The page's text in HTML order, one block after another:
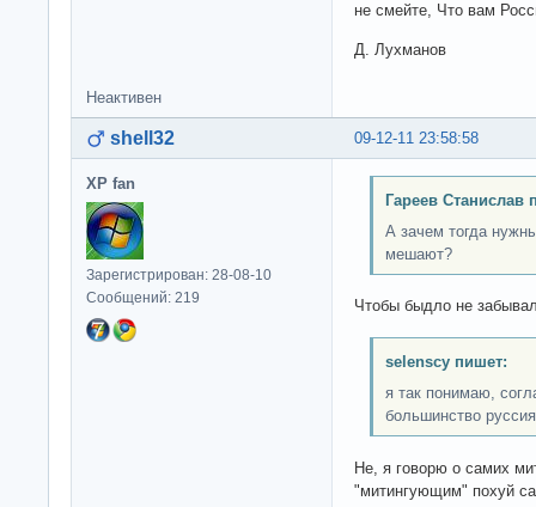
не смейте, Что вам
Д. Лухманов
Неактивен
09-12-11 23:58:58
shell32
XP fan
Зарегистрирован: 28-08-10
Сообщений: 219
Гареев Станислав
А зачем тогда
мешают?
Чтобы быдло не
selenscy пишет:
я так понимаю,
большинство
Не, я говорю о самих
"митингующим" похуй